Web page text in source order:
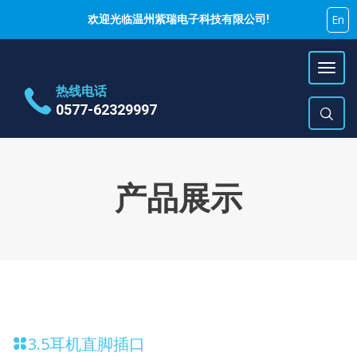
欢迎光临温州紫瑞电子科技有限公司! En
乐清市蒲岐镇特色工业区
周一~周六 9:00~17:00
E-Mail
热线电话
0577-62329997
产品展示
3.5耳机直脚插口